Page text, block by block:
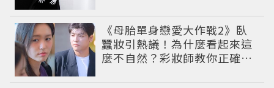
《母胎單身戀愛大作戰2》臥
蠶妝引熱議！為什麼看起來這
麼不自然？彩妝師教你正確畫